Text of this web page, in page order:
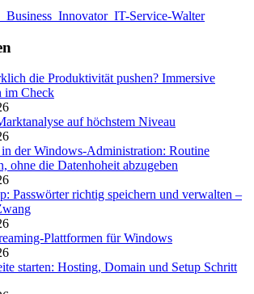
die Produktivität pushen? Immersive
im Check
auf höchstem Niveau
der Windows-Administration: Routine
ohne die Datenhoheit abzugeben
Passwörter richtig speichern und verwalten –
Plattformen für Windows
starten: Hosting, Domain und Setup Schritt